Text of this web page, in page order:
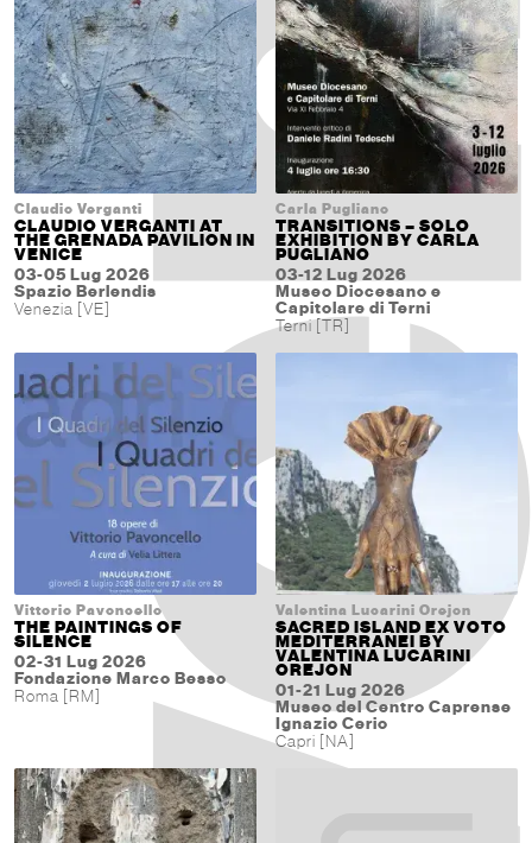
Claudio Verganti
CLAUDIO VERGANTI AT
THE GRENADA PAVILION IN
VENICE
03-05 Lug 2026
Spazio Berlendis
Venezia [VE]
Carla Pugliano
TRANSITIONS – SOLO
EXHIBITION BY CARLA
PUGLIANO
03-12 Lug 2026
Museo Diocesano e
Capitolare di Terni
Terni [TR]
Vittorio Pavoncello
THE PAINTINGS OF
SILENCE
02-31 Lug 2026
Fondazione Marco Besso
Roma [RM]
Valentina Lucarini Orejon
SACRED ISLAND EX VOTO
MEDITERRANEI BY
VALENTINA LUCARINI
OREJON
01-21 Lug 2026
Museo del Centro Caprense
Ignazio Cerio
Capri [NA]